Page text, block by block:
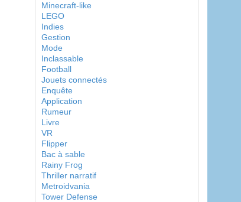
Minecraft-like
LEGO
Indies
Gestion
Mode
Inclassable
Football
Jouets connectés
Enquête
Application
Rumeur
Livre
VR
Flipper
Bac à sable
Rainy Frog
Thriller narratif
Metroidvania
Tower Defense